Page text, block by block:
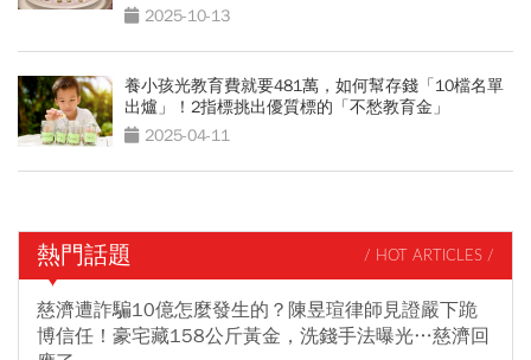
2025-10-13
養小孩光教育費就要481萬，如何幫存錢「10檔名單
出爐」！2指標挑出優質標的「不愁教育金」
2025-04-11
熱門話題 / HOT ARTICLES /
慈濟遭詐騙10億怎麼發生的？陳昱瑄律師見證嚴下跪
博信任！豪宅藏158公斤黃金，洗錢手法曝光…慈濟回